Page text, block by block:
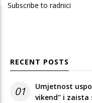
Subscribe to radnici
RECENT POSTS
01
Umjetnost
vikend" i zaista